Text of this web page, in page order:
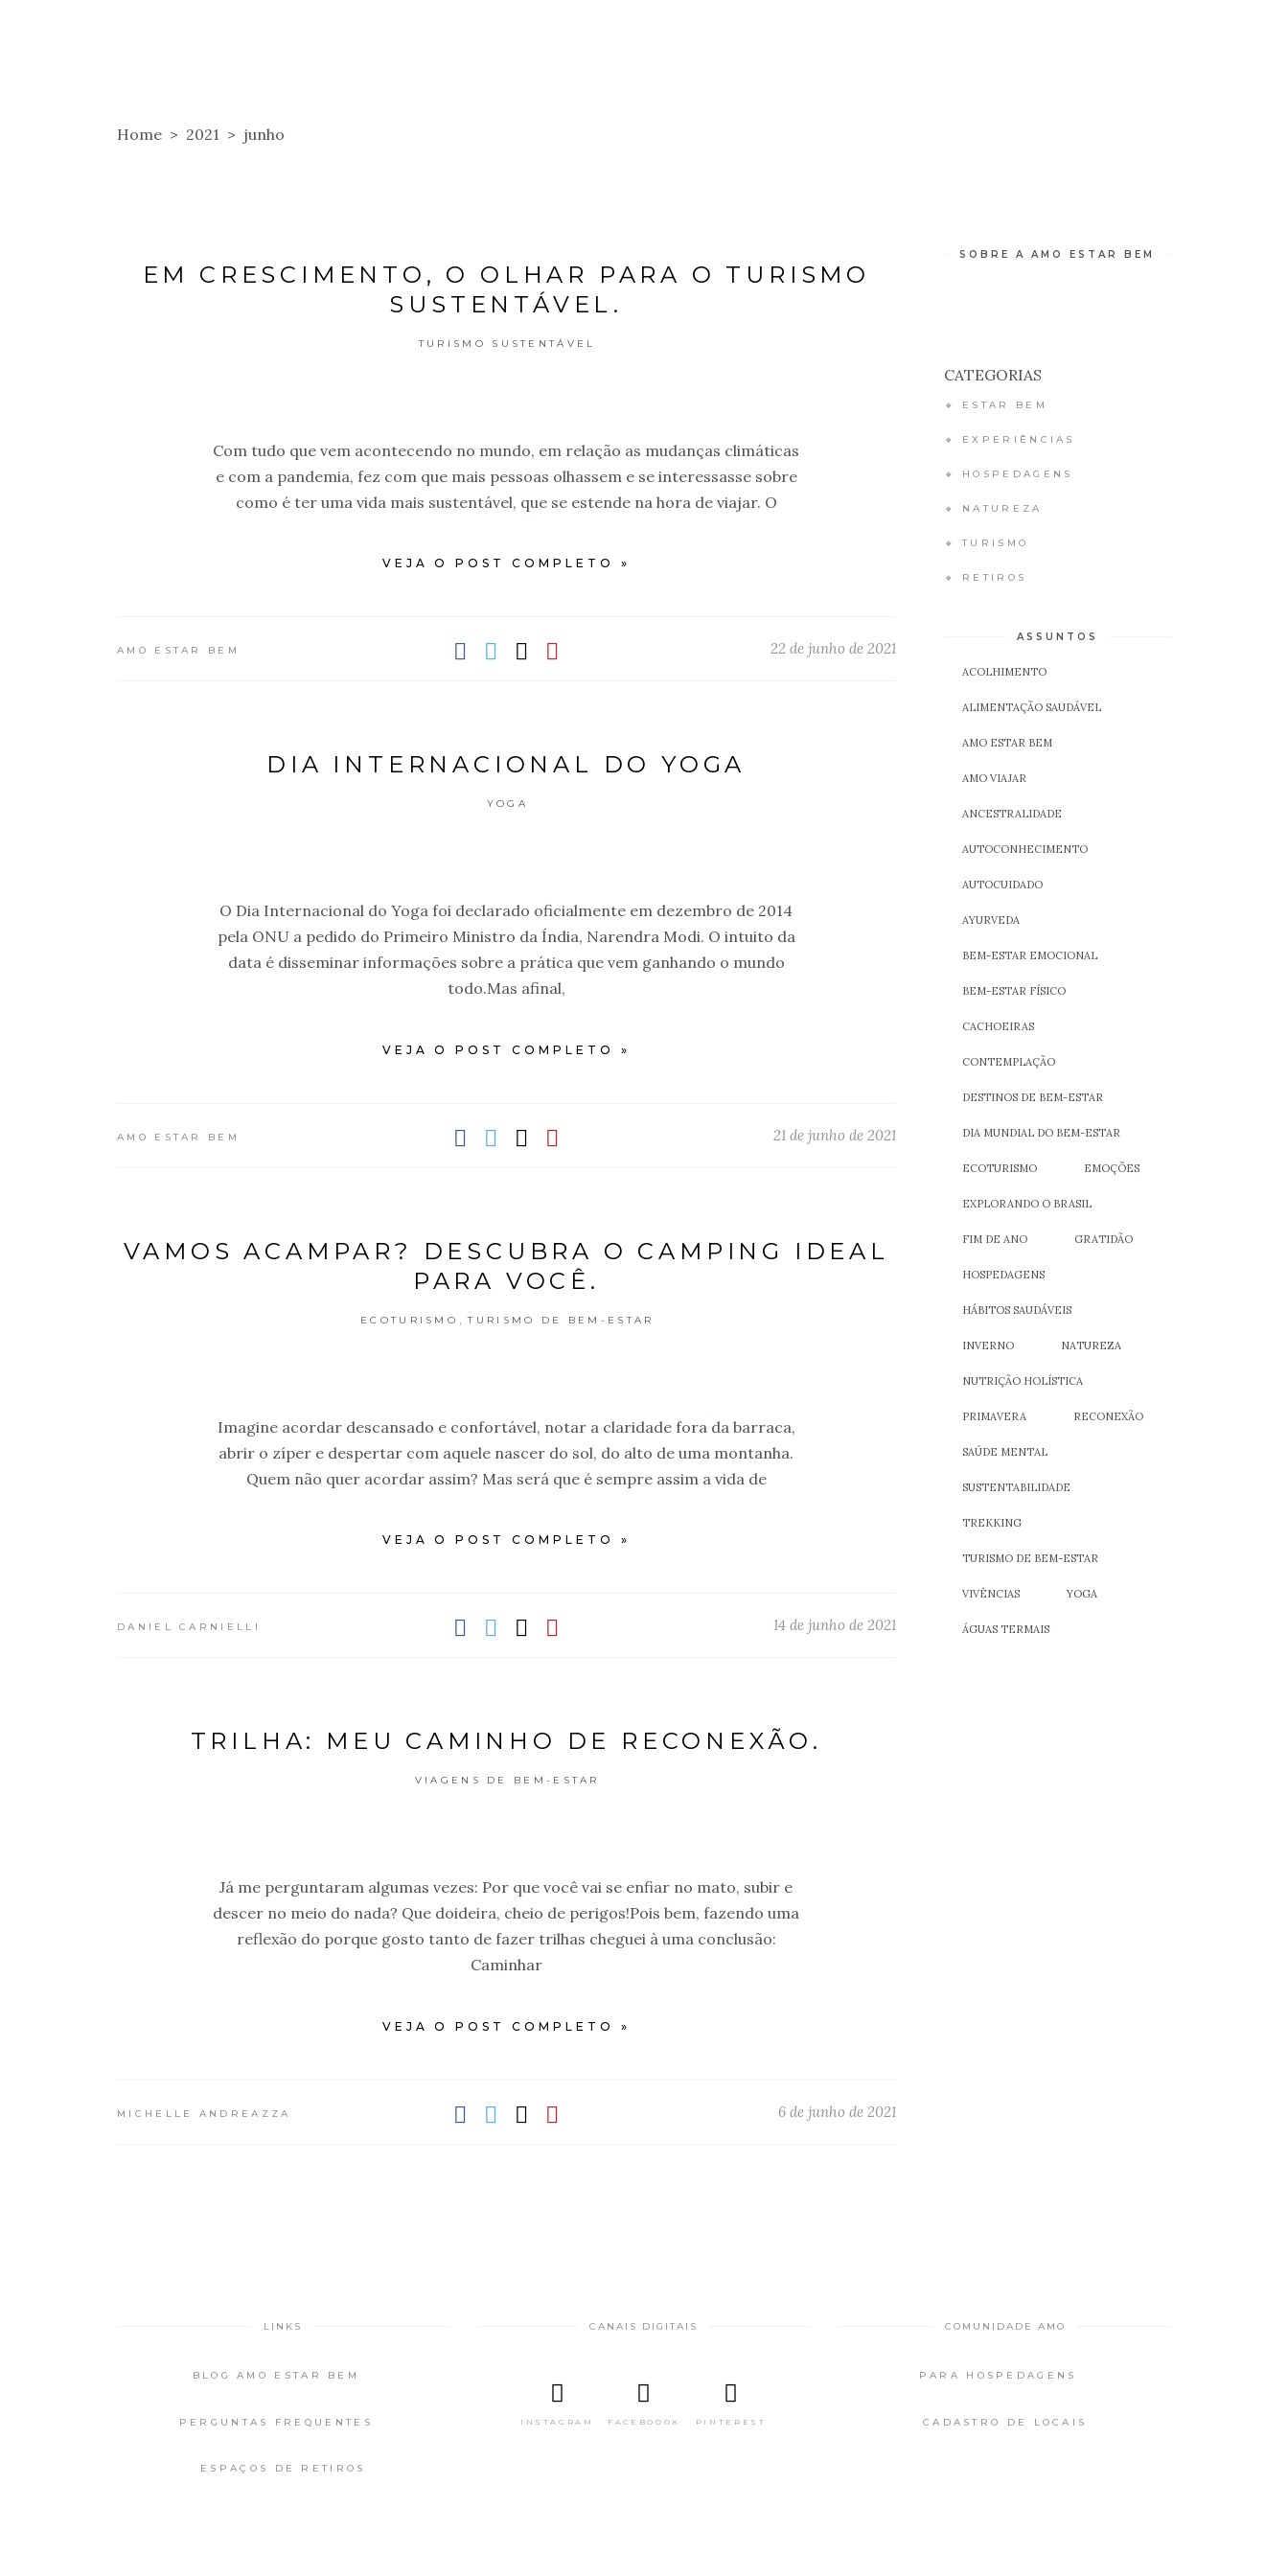
Home > 2021 > junho
EM CRESCIMENTO, O OLHAR PARA O TURISMO
SUSTENTÁVEL.
TURISMO SUSTENTÁVEL
Com tudo que vem acontecendo no mundo, em relação as mudanças climáticas
e com a pandemia, fez com que mais pessoas olhassem e se interessasse sobre
como é ter uma vida mais sustentável, que se estende na hora de viajar. O
VEJA O POST COMPLETO »
AMO ESTAR BEM 22 de junho de 2021
DIA INTERNACIONAL DO YOGA
YOGA
O Dia Internacional do Yoga foi declarado oficialmente em dezembro de 2014
pela ONU a pedido do Primeiro Ministro da Índia, Narendra Modi. O intuito da
data é disseminar informações sobre a prática que vem ganhando o mundo
todo.Mas afinal,
VEJA O POST COMPLETO »
AMO ESTAR BEM 21 de junho de 2021
VAMOS ACAMPAR? DESCUBRA O CAMPING IDEAL
PARA VOCÊ.
ECOTURISMO TURISMO DE BEM-ESTAR
Imagine acordar descansado e confortável, notar a claridade fora da barraca,
abrir o zíper e despertar com aquele nascer do sol, do alto de uma montanha.
Quem não quer acordar assim? Mas será que é sempre assim a vida de
VEJA O POST COMPLETO »
DANIEL CARNIELLI 14 de junho de 2021
TRILHA: MEU CAMINHO DE RECONEXÃO.
VIAGENS DE BEM-ESTAR
Já me perguntaram algumas vezes: Por que você vai se enfiar no mato, subir e
descer no meio do nada? Que doideira, cheio de perigos!Pois bem, fazendo uma
reflexão do porque gosto tanto de fazer trilhas cheguei à uma conclusão:
Caminhar
VEJA O POST COMPLETO »
MICHELLE ANDREAZZA 6 de junho de 2021
SOBRE A AMO ESTAR BEM
CATEGORIAS
🔸 ESTAR BEM
🔸 EXPERIÊNCIAS
🔸 HOSPEDAGENS
🔸 NATUREZA
🔸 TURISMO
🔸 RETIROS
ASSUNTOS
ACOLHIMENTO
ALIMENTAÇÃO SAUDÁVEL
AMO ESTAR BEM
AMO VIAJAR
ANCESTRALIDADE
AUTOCONHECIMENTO
AUTOCUIDADO
AYURVEDA
BEM-ESTAR EMOCIONAL
BEM-ESTAR FÍSICO
CACHOEIRAS
CONTEMPLAÇÃO
DESTINOS DE BEM-ESTAR
DIA MUNDIAL DO BEM-ESTAR
ECOTURISMO EMOÇÕES
EXPLORANDO O BRASIL
FIM DE ANO GRATIDÃO
HOSPEDAGENS
HÁBITOS SAUDÁVEIS
INVERNO NATUREZA
NUTRIÇÃO HOLÍSTICA
PRIMAVERA RECONEXÃO
SAÚDE MENTAL
SUSTENTABILIDADE
TREKKING
TURISMO DE BEM-ESTAR
VIVÊNCIAS YOGA
ÁGUAS TERMAIS
LINKS
BLOG AMO ESTAR BEM
PERGUNTAS FREQUENTES
ESPAÇOS DE RETIROS
CANAIS DIGITAIS
INSTAGRAM FACEBOOOK PINTEREST
COMUNIDADE AMO
PARA HOSPEDAGENS
CADASTRO DE LOCAIS